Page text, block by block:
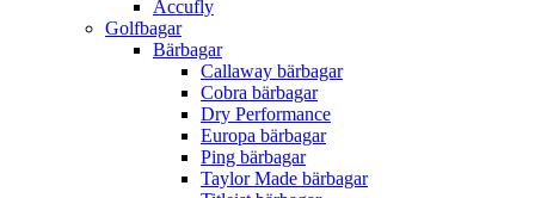
Accufly
Golfbagar
Bärbagar
Callaway bärbagar
Cobra bärbagar
Dry Performance
Europa bärbagar
Ping bärbagar
Taylor Made bärbagar